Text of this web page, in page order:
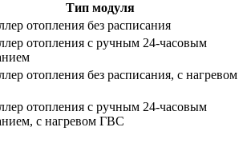
Тип модуля
отопления без расписания
отопления с ручным 24-часовым
отопления без расписания, с нагревом
отопления с ручным 24-часовым
с нагревом ГВС